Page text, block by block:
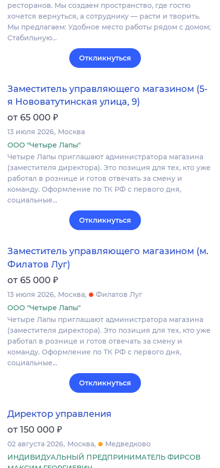
ресторанов. Мы создаем пространство, где гостю
хочется вернуться, а сотруднику — расти и творить.
Мы предлагаем: Удобное место работы рядом с домом;
Стабильную…
Откликнуться
Заместитель управляющего магазином (5-
я Нововатутинская улица, 9)
от 65 000 ₽
13 июля 2026 Москва
ООО "Четыре Лапы"
Четыре Лапы приглашают администратора магазина
(заместителя директора). Это позиция для тех, кто уже
работал в рознице и готов отвечать за смену и
команду. Оформление по ТК РФ с первого дня,
социальные…
Откликнуться
Заместитель управляющего магазином (м.
Филатов Луг)
от 65 000 ₽
13 июля 2026 Москва
Филатов Луг
ООО "Четыре Лапы"
Четыре Лапы приглашают администратора магазина
(заместителя директора). Это позиция для тех, кто уже
работал в рознице и готов отвечать за смену и
команду. Оформление по ТК РФ с первого дня,
социальные…
Откликнуться
Директор управления
от 150 000 ₽
02 августа 2026 Москва
Медведково
ИНДИВИДУАЛЬНЫЙ ПРЕДПРИНИМАТЕЛЬ ФИРСОВ